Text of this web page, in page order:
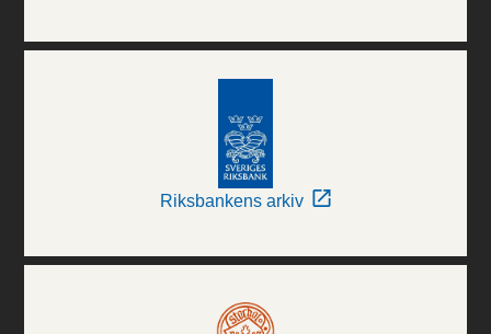
Riksbankens arkiv